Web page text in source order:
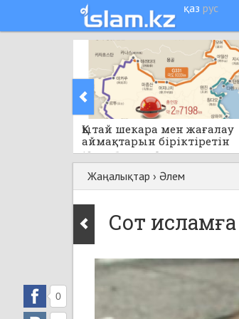
қаз рус
Қытай шекара мен жағалау
аймақтарын біріктіретін
бірегей стратегиялық
қолға алады
12 сағат бұрын 0
Жаңалықтар › Әлем
Сот
0